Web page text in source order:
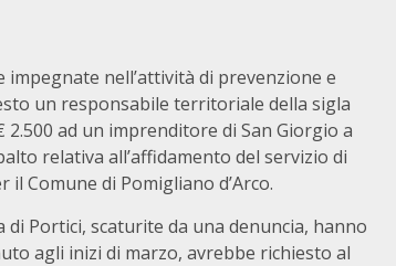
impegnate nell’attività di prevenzione e
un responsabile territoriale della sigla
ad un imprenditore di San Giorgio a
relativa all’affidamento del servizio di
Comune di Pomigliano d’Arco.
di Portici, scaturite da una denuncia, hanno
agli inizi di marzo, avrebbe richiesto al